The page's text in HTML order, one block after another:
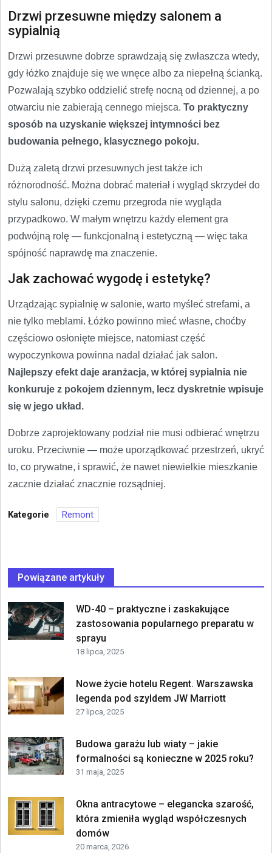
Drzwi przesuwne między salonem a
sypialnią
Drzwi przesuwne dobrze sprawdzają się zwłaszcza wtedy,
gdy łóżko znajduje się we wnęce albo za niepełną ścianką.
Pozwalają szybko oddzielić strefę nocną od dziennej, a po
otwarciu nie zabierają cennego miejsca. To praktyczny
sposób na uzyskanie większej intymności bez
budowania pełnego, klasycznego pokoju.
Dużą zaletą drzwi przesuwnych jest także ich
różnorodność. Można dobrać materiał i wygląd skrzydeł do
stylu salonu, dzięki czemu przegroda nie wygląda
przypadkowo. W małym wnętrzu każdy element gra
podwójną rolę — funkcjonalną i estetyczną — więc taka
spójność naprawdę ma znaczenie.
Jak zachować wygodę i estetykę?
Urządzając sypialnię w salonie, warto myśleć strefami, a
nie tylko meblami. Łóżko powinno mieć własne, choćby
częściowo osłonięte miejsce, natomiast część
wypoczynkowa powinna nadal działać jak salon.
Najlepszy efekt daje aranżacja, w której sypialnia nie
konkuruje z pokojem dziennym, lecz dyskretnie wpisuje
się w jego układ.
Dobrze zaprojektowany podział nie musi odbierać wnętrzu
uroku. Przeciwnie — może uporządkować przestrzeń, ukryć
to, co prywatne, i sprawić, że nawet niewielkie mieszkanie
zacznie działać znacznie rozsądniej.
Kategorie Remont
Powiązane artykuły
WD-40 – praktyczne i zaskakujące
zastosowania popularnego preparatu w
sprayu
18 lipca, 2025
Nowe życie hotelu Regent. Warszawska
legenda pod szyldem JW Marriott
27 lipca, 2025
Budowa garażu lub wiaty – jakie
formalności są konieczne w 2025 roku?
31 maja, 2025
Okna antracytowe – elegancka szarość,
która zmieniła wygląd współczesnych
domów
20 marca, 2026